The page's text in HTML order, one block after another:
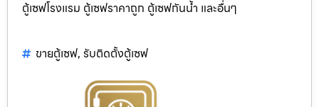
ตู้เซฟโรงแรม ตู้เซฟราคาถูก ตู้เซฟกันน้ำ และอื่นๆ
ขายตู้เซฟ, รับติดตั้งตู้เซฟ